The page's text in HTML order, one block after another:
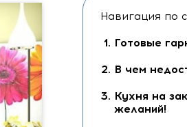
Навигация по
Готовые
В чем
Кухня на
желаний!